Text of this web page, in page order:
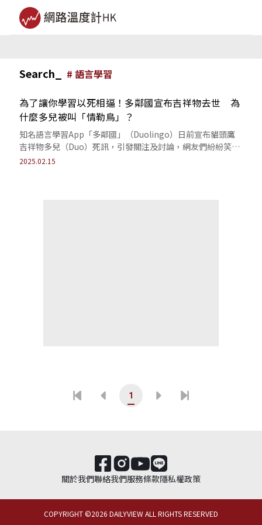
Search_ # 語言學習
為了讓你學習以死相逼！多鄰國宣布吉祥物去世 為
什麼多兒被叫「情勒鳥」？
知名語言學習App「多鄰國」（Duolingo）日前宣布貓頭鷹
吉祥物多兒（Duo）死訊，引發關注及討論，網友們紛紛笑稱
此為「終極情勒」。
2025.02.15
1
關於我們聯絡我們服務條款隱私權政策
COPYRIGHT ©2026 DAILYVIEW ALL RIGHTS RESERVED